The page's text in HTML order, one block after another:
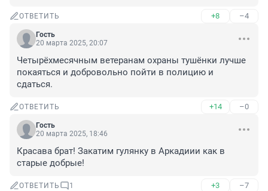
ОТВЕТИТЬ +8 –4
Гость
20 марта 2025, 20:07
Четырёхмесячным ветеранам охраны тушёнки лучше
покаяться и добровольно пойти в полицию и
сдаться.
ОТВЕТИТЬ +14 –0
Гость
20 марта 2025, 18:46
Красава брат! Закатим гулянку в Аркадиии как в
старые добрые!
ОТВЕТИТЬ 1 +3 –7